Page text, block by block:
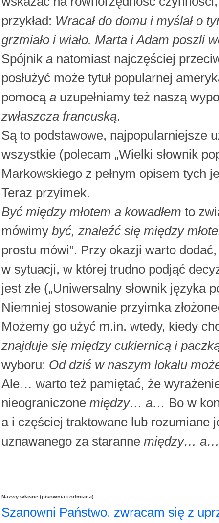
przykład: Wracał do domu i myślał o
grzmiało i wiało. Marta i Adam poszli
Spójnik a natomiast najczęściej
posłużyć może tytuł popularnej
pomocą a uzupełniamy też naszą
zwłaszcza francuską.
Są to podstawowe, najpopularniejsze
wszystkie (polecam „Wielki słownik
Markowskiego z pełnym opisem tych
Teraz przyimek.
Być między młotem a kowadłem to
mówimy być, znaleźć się między
prostu mówi”. Przy okazji warto
w sytuacji, w której trudno podjąć
jest złe („Uniwersalny słownik języka
Niemniej stosowanie przyimka
Możemy go użyć m.in. wtedy, kiedy
znajduje się między cukiernicą i
wyboru: Od dziś w naszym lokalu
Ale… warto też pamiętać, że
nieograniczone między… a… Bo w
a i częściej traktowane lub rozumiane
uznawanego za staranne między… a…
Nazwy własne (pisownia i odmiana)
Szanowni Państwo, zwracam się z